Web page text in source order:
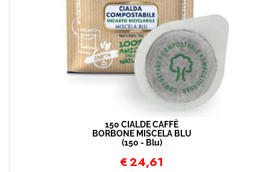
150 CIALDE CAFFÈ
BORBONE MISCELA BLU
(150 - Blu)
€24,61